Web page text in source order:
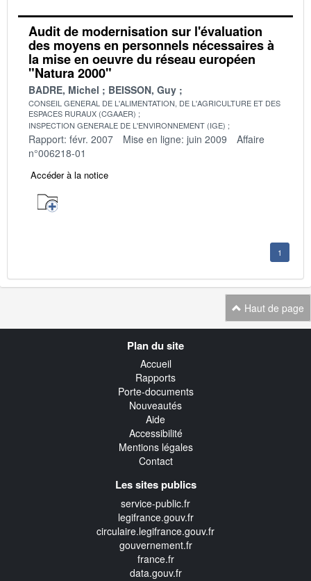
Audit de modernisation sur l'évaluation
des moyens en personnels nécessaires à
la mise en oeuvre du réseau européen
"Natura 2000"
BADRE, Michel BEISSON, Guy
CONSEIL GENERAL DE L'ALIMENTATION, DE L'AGRICULTURE ET DES
ESPACES RURAUX (CGAAER)
INSPECTION GENERALE DE L'ENVIRONNEMENT (IGE)
Rapport: févr. 2007 Mise en ligne: juin 2009
Affaire
n°006218-01
Accéder à la notice
1
Haut de page
Plan du site
Accueil
Rapports
Porte-documents
Nouveautés
Aide
Accessibilité
Mentions légales
Contact
Les sites publics
service-public.fr
legifrance.gouv.fr
circulaire.legifrance.gouv.fr
gouvernement.fr
france.fr
data.gouv.fr